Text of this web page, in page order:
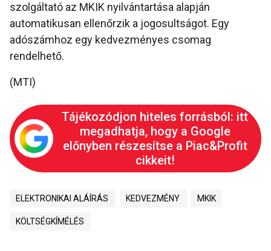
szolgáltató az MKIK nyilvántartása alapján
automatikusan ellenőrzik a jogosultságot. Egy
adószámhoz egy kedvezményes csomag
rendelhető.
(MTI)
Tájékozódjon hiteles forrásból: itt
megadhatja, hogy a Google
előnyben részesítse a Piac&Profit
cikkeit!
ELEKTRONIKAI ALÁÍRÁS KEDVEZMÉNY MKIK
KÖLTSÉGKÍMÉLÉS